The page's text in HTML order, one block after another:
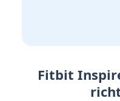
Fitbit